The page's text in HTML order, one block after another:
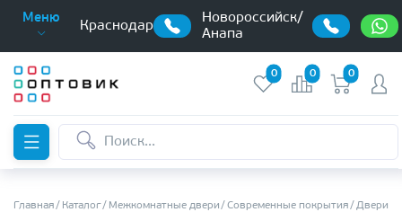
Меню
Краснодар
Новороссийск/
Анапа
0 0 0
Главная Каталог Межкомнатные двери Современные покрытия Двери